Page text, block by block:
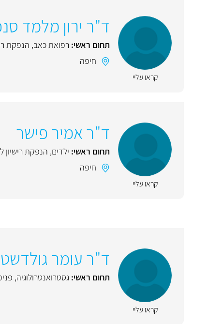
קראו עליי
ד"ר ירון מלמד
תחום ראשי: רפואת כאב, הנפקת
חיפה
קראו עליי
ד"ר אמיר פישר
תחום ראשי: ילדים, הנפקת רישיון
חיפה
קראו עליי
ד"ר עומר
תחום ראשי: גסטרואנטרולוגיה,